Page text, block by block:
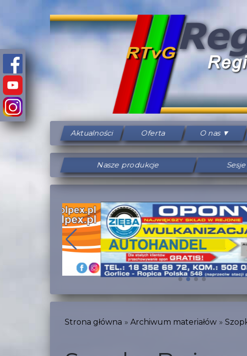
Aktualności Oferta O nas
Nasze produkcje
Strona główna Archiwum materiałów